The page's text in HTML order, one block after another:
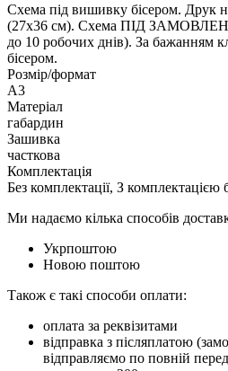
Схема під вишивку бісером. Друк
(27х36 см). Схема ПІД
до 10 робочих днів). За бажанням
бісером.
Розмір/формат
А3
Матеріал
габардин
Зашивка
часткова
Комплектація
Без комплектації, З комплектацією
Ми надаємо кілька способів
Укрпоштою
Новою поштою
Також є такі способи оплати:
оплата за реквізитами
відправка з післяплатою
відправляємо по повній